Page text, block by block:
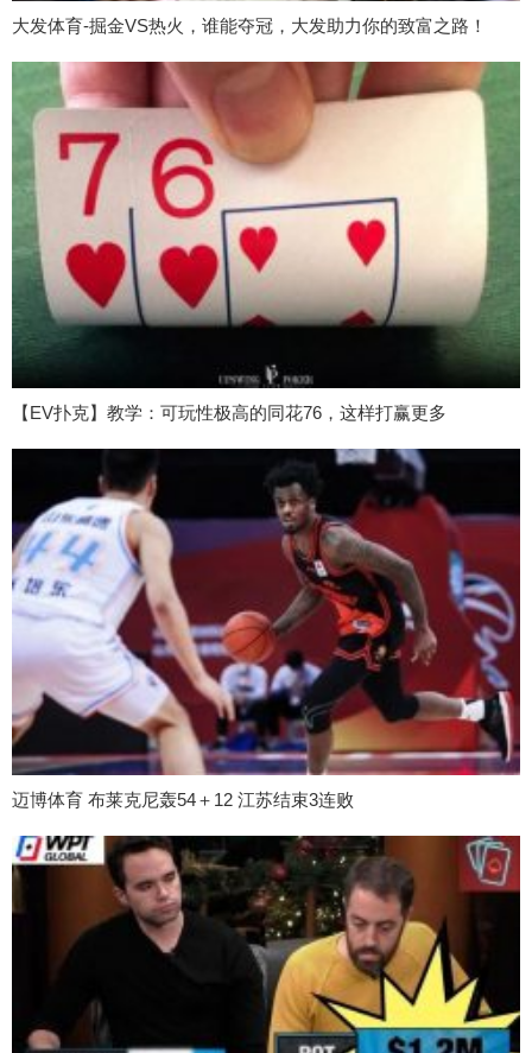
大发体育-掘金VS热火，谁能夺冠，大发助力你的致富之路！
【EV扑克】教学：可玩性极高的同花76，这样打赢更多
迈博体育 布莱克尼轰54＋12 江苏结束3连败